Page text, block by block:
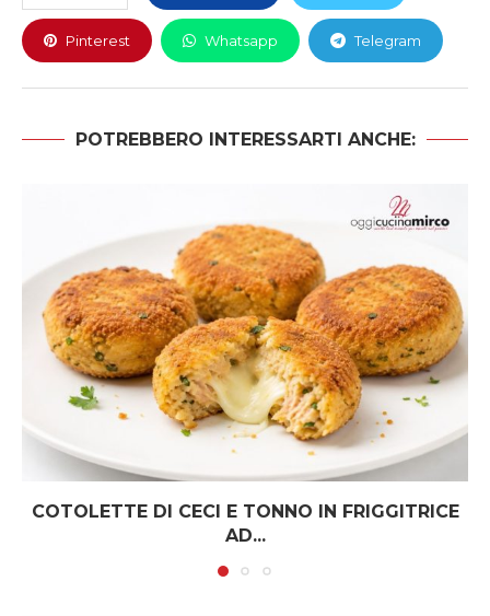
Pinterest Whatsapp Telegram
POTREBBERO INTERESSARTI ANCHE:
COTOLETTE DI CECI E TONNO IN FRIGGITRICE
AD...